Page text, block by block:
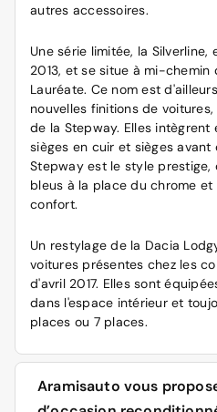
autres accessoires.
Une série limitée, la Silverline,
2013, et se situe à mi-chemin
Lauréate. Ce nom est
nouvelles finitions de
de la Stepway. Elles intègrent
sièges en cuir et sièges
Stepway est le style
bleus à la place du chrome
confort.
Un restylage de la Dacia
voitures présentes chez les
d'avril 2017. Elles sont
dans l'espace intérieur et
places ou 7 places.
Aramisauto vous